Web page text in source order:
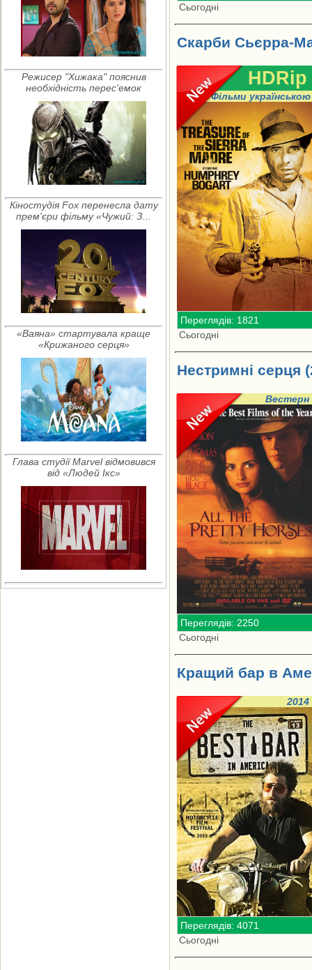
Режисер "Хижака" пояснив
необхідність перес'емок
Кіностудія Fox перенесла дату
прем'єри фільму «Чужий: З...
«Ваяна» стартувала краще
«Крижаного серця»
Глава студії Marvel відмовився
від «Людей Ікс»
Сьогодні
Скарби Сьєрра-
HDRip
Фільми українською
Переглядів: 1821
Сьогодні
Нестримні серця
Вестерн
Переглядів: 2250
Сьогодні
Кращий бар в
2014
Переглядів: 4071
Сьогодні